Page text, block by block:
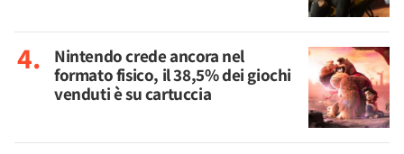
Nintendo crede ancora nel
formato fisico, il 38,5% dei giochi
venduti è su cartuccia